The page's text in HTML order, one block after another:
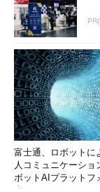
富士通、ロボットに
人コミュニケーショ
ボットAIプラットフ